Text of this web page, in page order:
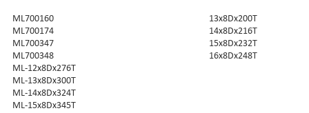
ML700160
13x8Dx200T
ML700174
14x8Dx216T
ML700347
15x8Dx232T
ML700348
16x8Dx248T
ML-12x8Dx276T
ML-13x8Dx300T
ML-14x8Dx324T
ML-15x8Dx345T